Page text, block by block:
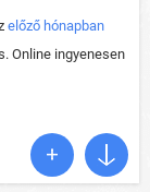
előző hónapban
Online ingyenesen